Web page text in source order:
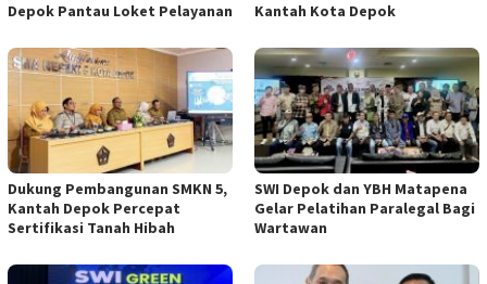
Depok Pantau Loket Pelayanan
Kantah Kota Depok
Dukung Pembangunan SMKN 5,
Kantah Depok Percepat
Sertifikasi Tanah Hibah
SWI Depok dan YBH Matapena
Gelar Pelatihan Paralegal Bagi
Wartawan